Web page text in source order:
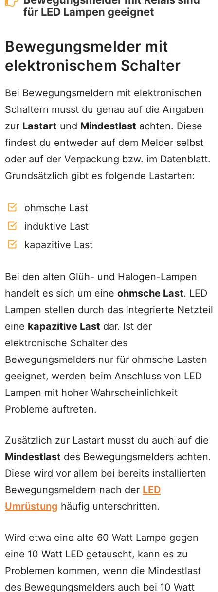
für LED Lampen geeignet
Bewegungsmelder mit
elektronischem Schalter
Bei Bewegungsmeldern mit elektronischen
Schaltern musst du genau auf die Angaben
zur Lastart und Mindestlast achten. Diese
findest du entweder auf dem Melder selbst
oder auf der Verpackung bzw. im Datenblatt.
Grundsätzlich gibt es folgende Lastarten:
ohmsche Last
induktive Last
kapazitive Last
Bei den alten Glüh- und Halogen-Lampen
handelt es sich um eine ohmsche Last. LED
Lampen stellen durch das integrierte Netzteil
eine kapazitive Last dar. Ist der
elektronische Schalter des
Bewegungsmelders nur für ohmsche Lasten
geeignet, werden beim Anschluss von LED
Lampen mit hoher Wahrscheinlichkeit
Probleme auftreten.
Zusätzlich zur Lastart musst du auch auf die
Mindestlast des Bewegungsmelders achten.
Diese wird vor allem bei bereits installierten
Bewegungsmeldern nach der LED
Umrüstung häufig unterschritten.
Wird etwa eine alte 60 Watt Lampe gegen
eine 10 Watt LED getauscht, kann es zu
Problemen kommen, wenn die Mindestlast
des Bewegungsmelders auch bei 10 Watt